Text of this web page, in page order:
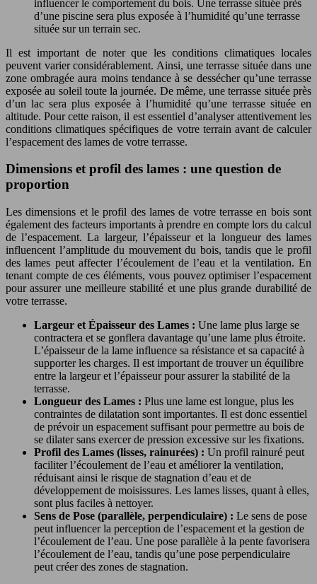
influencer le comportement du bois. Une terrasse située près
d’une piscine sera plus exposée à l’humidité qu’une terrasse
située sur un terrain sec.
Il est important de noter que les conditions climatiques locales
peuvent varier considérablement. Ainsi, une terrasse située dans une
zone ombragée aura moins tendance à se dessécher qu’une terrasse
exposée au soleil toute la journée. De même, une terrasse située près
d’un lac sera plus exposée à l’humidité qu’une terrasse située en
altitude. Pour cette raison, il est essentiel d’analyser attentivement les
conditions climatiques spécifiques de votre terrain avant de calculer
l’espacement des lames de votre terrasse.
Dimensions et profil des lames : une question de
proportion
Les dimensions et le profil des lames de votre terrasse en bois sont
également des facteurs importants à prendre en compte lors du calcul
de l’espacement. La largeur, l’épaisseur et la longueur des lames
influencent l’amplitude du mouvement du bois, tandis que le profil
des lames peut affecter l’écoulement de l’eau et la ventilation. En
tenant compte de ces éléments, vous pouvez optimiser l’espacement
pour assurer une meilleure stabilité et une plus grande durabilité de
votre terrasse.
Largeur et Épaisseur des Lames : Une lame plus large se
contractera et se gonflera davantage qu’une lame plus étroite.
L’épaisseur de la lame influence sa résistance et sa capacité à
supporter les charges. Il est important de trouver un équilibre
entre la largeur et l’épaisseur pour assurer la stabilité de la
terrasse.
Longueur des Lames : Plus une lame est longue, plus les
contraintes de dilatation sont importantes. Il est donc essentiel
de prévoir un espacement suffisant pour permettre au bois de
se dilater sans exercer de pression excessive sur les fixations.
Profil des Lames (lisses, rainurées) : Un profil rainuré peut
faciliter l’écoulement de l’eau et améliorer la ventilation,
réduisant ainsi le risque de stagnation d’eau et de
développement de moisissures. Les lames lisses, quant à elles,
sont plus faciles à nettoyer.
Sens de Pose (parallèle, perpendiculaire) : Le sens de pose
peut influencer la perception de l’espacement et la gestion de
l’écoulement de l’eau. Une pose parallèle à la pente favorisera
l’écoulement de l’eau, tandis qu’une pose perpendiculaire
peut créer des zones de stagnation.